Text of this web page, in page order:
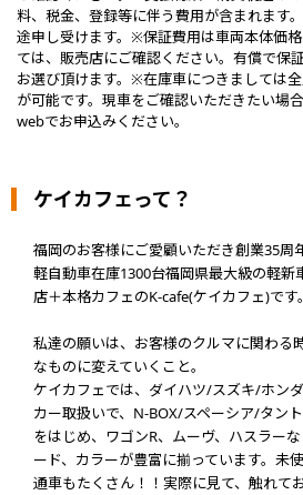
料、税金、登録等に伴う費用が含まれます
途申し受けます。※保証費用は車両本体価
ては、販売店にご確認ください。有償で保
お選び頂けます。※在庫車につきましては
が可能です。現車をご確認いただきたい場
webでお申込みください。
ケイカフェって？
福岡のお客様にご愛顧いただき創業35周
軽自動車在庫1300台福岡県最大級の軽新
店＋本格カフェのK-cafe(ケイカフェ)です。
私達の願いは、お客様のクルマに関わる
なものに変えていくこと。
ケイカフェでは、ダイハツ/スズキ/ホン
カー取扱いで、N-BOX/スペーシア/タン
をはじめ、ワゴンR、ムーヴ、ハスラー
ード、カラーが豊富に揃っています。未
通車もたくさん！！実際に見て、触れて